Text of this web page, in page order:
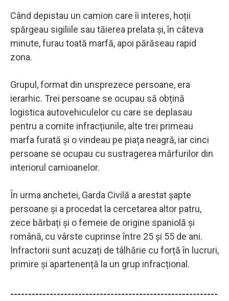
Când depistau un camion care îi interes, hoții
spărgeau sigiliile sau tăierea prelata și, în câteva
minute, furau toată marfă, apoi părăseau rapid
zona.
Grupul, format din unsprezece persoane, era
ierarhic. Trei persoane se ocupau să obțină
logistica autovehiculelor cu care se deplasau
pentru a comite infracțiunile, alte trei primeau
marfa furată și o vindeau pe piața neagră, iar cinci
persoane se ocupau cu sustragerea mărfurilor din
interiorul camioanelor.
În urma anchetei, Garda Civilă a arestat șapte
persoane și a procedat la cercetarea altor patru,
zece bărbați și o femeie de origine spaniolă și
română, cu vârste cuprinse între 25 și 55 de ani.
Infractorii sunt acuzați de tâlhărie cu forță în lucruri,
primire și apartenență la un grup infracțional.
----------------------------------------------------------